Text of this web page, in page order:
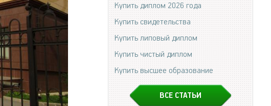
Купить диплом 2026 года
Купить свидетельства
Купить липовый диплом
Купить чистый диплом
Купить высшее образование
ВСЕ СТАТЬИ